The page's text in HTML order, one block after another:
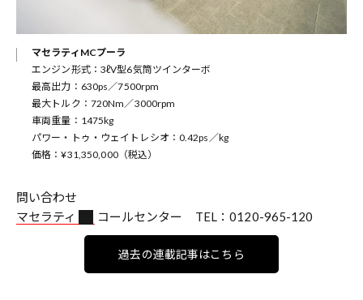
マセラティMCプーラ
エンジン形式：3ℓV型6気筒ツインターボ
最高出力：630ps／7500rpm
最大トルク：720Nm／3000rpm
車両重量：1475kg
パワー・トゥ・ウェイトレシオ：0.42ps／kg
価格：¥31,350,000（税込）
問い合わせ
マセラティ
コールセンター TEL：0120-965-120
過去の連載記事はこちら